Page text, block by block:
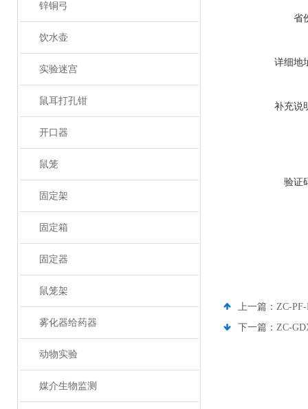
锌铜弓
饮水壶
实验迷宫
鼠耳打孔钳
开口器
鼠笼
固定架
固定箱
固定器
鼠笼架
雾化器给药器
动物实验
媒介生物监测
省
详细地
补充说
验证
上一篇： ZC-
下一篇： ZC-